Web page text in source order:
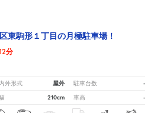
東駒形１丁目の月極駐車場！
分
外形式 屋外 駐車台数 -
210cm 車高 -